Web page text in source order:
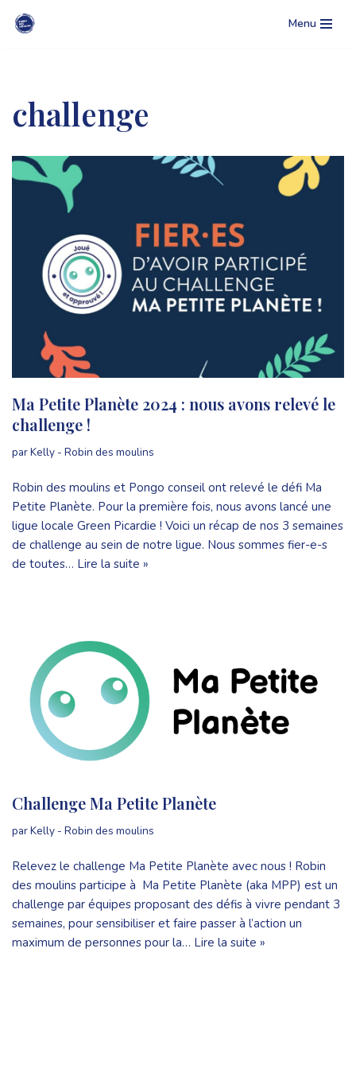
Menu
challenge
Ma Petite Planète 2024 : nous avons relevé le
challenge !
parKelly - Robin des moulins
Robin des moulins et Pongo conseil ont relevé le défi Ma
Petite Planète. Pour la première fois, nous avons lancé une
ligue locale Green Picardie ! Voici un récap de nos 3 semaines
de challenge au sein de notre ligue. Nous sommes fier-e-s
de toutes… Lire la suite »
Challenge Ma Petite Planète
parKelly - Robin des moulins
Relevez le challenge Ma Petite Planète avec nous ! Robin
des moulins participe à Ma Petite Planète (aka MPP) est un
challenge par équipes proposant des défis à vivre pendant 3
semaines, pour sensibiliser et faire passer à l’action un
maximum de personnes pour la… Lire la suite »